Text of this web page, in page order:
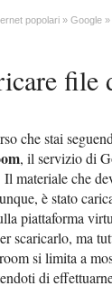
popolari Google
file
che stai
, il servizio di
materiale che
è stato
piattaforma
scaricarlo, ma
si limita a
di